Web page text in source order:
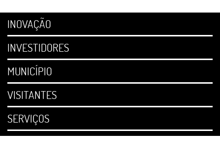
INOVAÇÃO
INVESTIDORES
MUNICÍPIO
VISITANTES
SERVIÇOS